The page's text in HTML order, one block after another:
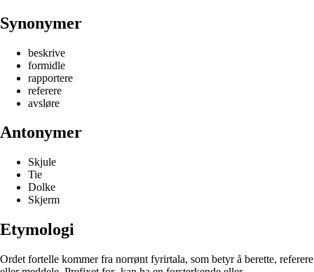
Synonymer
beskrive
formidle
rapportere
referere
avsløre
Antonymer
Skjule
Tie
Dolke
Skjerm
Etymologi
Ordet fortelle kommer fra norrønt fyrirtala, som betyr å berette, referere